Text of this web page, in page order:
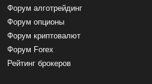
Форум алготрейдинг
Форум опционы
Форум криптовалют
Форум Forex
Рейтинг брокеров